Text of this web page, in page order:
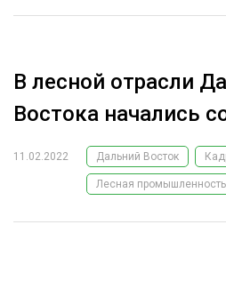
ЛЕСНОЕ ХОЗЯЙСТВО
ЛЕСОЗАГОТОВКА
В лесной отрасли
Востока начались
11.02.2022 Дальний Восток
Лесная промышленность